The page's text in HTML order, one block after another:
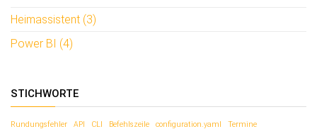
Heimassistent (3)
Power BI (4)
STICHWORTE
Rundungsfehler API CLI Befehlszeile configuration.yaml Termine